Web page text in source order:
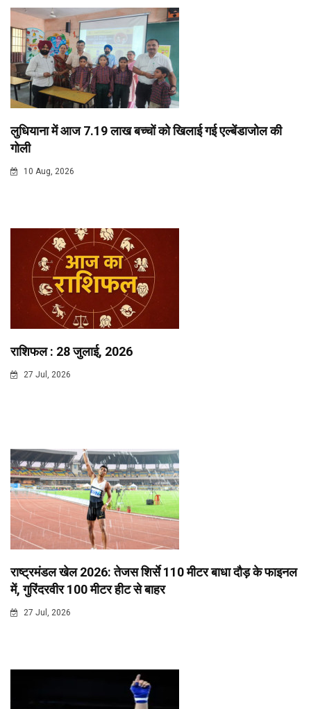
लुधियाना में आज 7.19 लाख बच्चों को खिलाई गई एल्बेंडाजोल की
गोली
10 Aug, 2026
राशिफल : 28 जुलाई, 2026
27 Jul, 2026
राष्ट्रमंडल खेल 2026: तेजस शिर्से 110 मीटर बाधा दौड़ के फाइनल
में, गुरिंदरवीर 100 मीटर हीट से बाहर
27 Jul, 2026